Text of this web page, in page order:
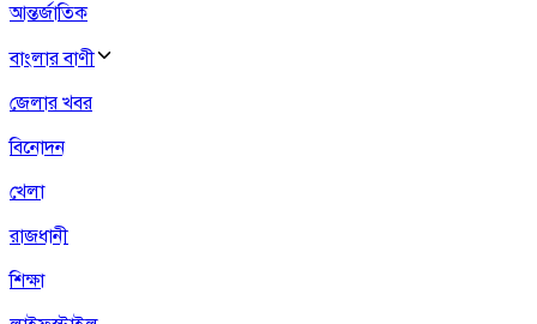
আন্তর্জাতিক
বাংলার বাণী
জেলার খবর
বিনোদন
খেলা
রাজধানী
শিক্ষা